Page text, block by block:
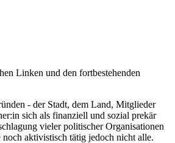
Linken und den fortbestehenden
- der Stadt, dem Land, Mitglieder
sich als finanziell und sozial prekär
vieler politischer Organisationen
aktivistisch tätig jedoch nicht alle.